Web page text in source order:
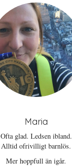
Maria
Ofta glad. Ledsen ibland.
Alltid ofrivilligt barnlös.
Mer hoppfull än igår.